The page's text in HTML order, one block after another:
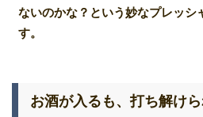
ないのかな？という妙なプレッシ
す。
お酒が入るも、打ち解けら